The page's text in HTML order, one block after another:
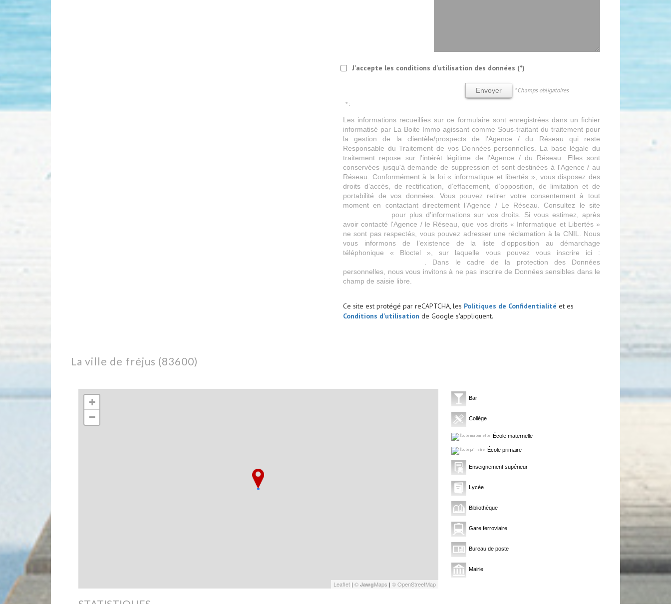
J'accepte les conditions d'utilisation des données (*)
Envoyer * Champs obligatoires
* :
Les informations recueillies sur ce formulaire sont enregistrées dans un fichier
informatisé par La Boite Immo agissant comme Sous-traitant du traitement pour
la gestion de la clientèle/prospects de l'Agence / du Réseau qui reste
Responsable du Traitement de vos Données personnelles. La base légale du
traitement repose sur l'intérêt légitime de l'Agence / du Réseau. Elles sont
conservées jusqu'à demande de suppression et sont destinées à l'Agence / au
Réseau. Conformément à la loi « informatique et libertés », vous disposez des
droits d’accès, de rectification, d’effacement, d’opposition, de limitation et de
portabilité de vos données. Vous pouvez retirer votre consentement à tout
moment en contactant directement l’Agence / Le Réseau. Consultez le site
pour plus d’informations sur vos droits. Si vous estimez, après
avoir contacté l'Agence / le Réseau, que vos droits « Informatique et Libertés »
ne sont pas respectés, vous pouvez adresser une réclamation à la CNIL. Nous
vous informons de l’existence de la liste d'opposition au démarchage
téléphonique « Bloctel », sur laquelle vous pouvez vous inscrire ici :
. Dans le cadre de la protection des Données
personnelles, nous vous invitons à ne pas inscrire de Données sensibles dans le
champ de saisie libre.
Ce site est protégé par reCAPTCHA, les Politiques de Confidentialité et es
Conditions d'utilisation de Google s'appliquent.
la ville de fréjus (83600)
+
−
Leaflet | © JawgMaps | © OpenStreetMap
Bar
Collège
École maternelle
École primaire
Enseignement supérieur
Lycée
Bibliothèque
Gare ferroviaire
Bureau de poste
Mairie